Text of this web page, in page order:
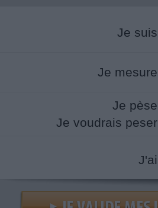
Je suis
Je mesure
Je pèse
Je voudrais peser
J'ai